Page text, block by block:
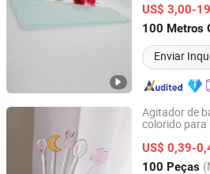
US$ 3,00-
100 Metros
Enviar
Shandong, China
Agitador de
colorido para
com vareta
US$ 0,39-
100 Peças
Hejian Longteng Plastic Products
Hebei, China Desde